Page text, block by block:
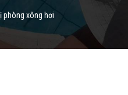
phòng xông hơi